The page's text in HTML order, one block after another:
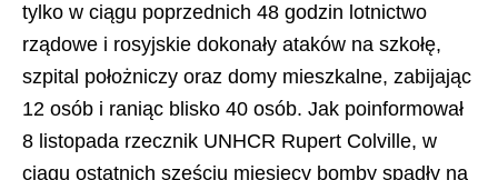
tylko w ciągu poprzednich 48 godzin lotnictwo
rządowe i rosyjskie dokonały ataków na szkołę,
szpital położniczy oraz domy mieszkalne, zabijając
12 osób i raniąc blisko 40 osób. Jak poinformował
8 listopada rzecznik UNHCR Rupert Colville, w
ciągu ostatnich sześciu miesięcy bomby spadły na